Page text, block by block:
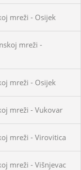
mreži - Osijek
mreži -
mreži - Osijek
mreži - Vukovar
mreži - Virovitica
mreži - Višnjevac